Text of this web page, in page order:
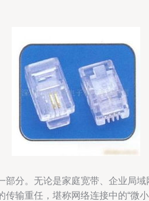
分。无论是家庭宽带、企业局
输重任，堪称网络连接中的“微小